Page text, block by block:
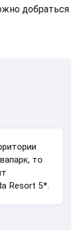
добраться
то
Resort 5*.